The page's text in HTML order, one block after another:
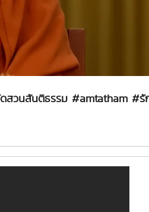
ดสวนสันติธรรม #amtatham #รั